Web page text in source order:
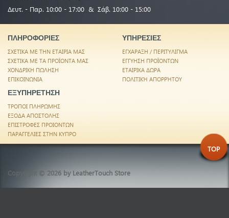
Δευτ. - Παρ. 10:00 - 17:00 & Σάβ. 10:00 - 15:00
ΠΛΗΡΟΦΟΡΙΕΣ
ΣΧΕΤΙΚΑ ΜΕ ΤΗΝ ΕΤΑΙΡΙΑ ΜΑΣ
ΣΧΕΤΙΚΑ ΜΕ ΤΑ ΠΡΟΪΟΝΤΑ ΜΑΣ
ΧΟΝΔΡΙΚΗ ΠΩΛΗΣΗ
ΕΠΙΚΟΙΝΩΝΙΑ
ΥΠΗΡΕΣΙΕΣ
ΕΓΧΑΡΑΞΗ / ΠΕΡΙΤΥΛΙΓΜΑ
ΕΓΓΥΗΣΗ ΠΡΟΪΟΝΤΩΝ
ΕΤΑΙΡΙΚΑ ΔΩΡΑ
ΠΟΛΙΤΙΚΉ ΑΠΟΡΡΉΤΟΥ
ΕΞΥΠΗΡΕΤΗΣΗ
ΤΡΟΠΟΙ ΠΛΗΡΩΜΗΣ
ΕΞΟΔΑ ΑΠΟΣΤΟΛΗΣ
ΕΠΙΣΤΡΟΦΕΣ ΠΡΟΙΟΝΤΩΝ
ΠΑΡΑΓΓΕΛΙΕΣ ΣΤΗΝ ΚΥΠΡΟ
Copyright © 2026 by LeatherTouch Store
TOP